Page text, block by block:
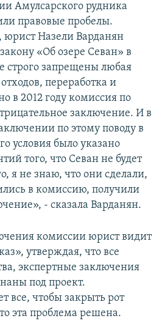
Амулсарского рудника
правовые пробелы.
Назели Варданян
«Об озере Севан» в
строго запрещены любая
переработка и
в 2012 году комиссия по
заключение. И в
по этому поводу в
условия было указано
того, что Севан не будет
я не знаю, что они сделали,
в комиссию, получили
- сказала Варданян.
комиссии юрист видит
утверждая, что все
экспертные заключения
под проект.
все, чтобы закрыть рот
эта проблема решена.